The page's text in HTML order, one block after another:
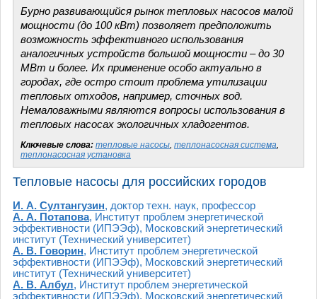
Бурно развивающийся рынок тепловых насосов малой
мощности (до 100 кВт) позволяет предположить
возможность эффективного использования
аналогичных устройств большой мощности – до 30
МВт и более. Их применение особо актуально в
городах, где остро стоит проблема утилизации
тепловых отходов, например, сточных вод.
Немаловажными являются вопросы использования в
тепловых насосах экологичных хладогентов.
Ключевые слова: тепловые насосы, теплонасосная система,
теплонасосная установка
Тепловые насосы для российских городов
И. А. Султангузин, доктор техн. наук, профессор
А. А. Потапова, Институт проблем энергетической
эффективности (ИПЭЭф), Московский энергетический
институт (Технический университет)
А. В. Говорин, Институт проблем энергетической
эффективности (ИПЭЭф), Московский энергетический
институт (Технический университет)
А. В. Албул, Институт проблем энергетической
эффективности (ИПЭЭф), Московский энергетический